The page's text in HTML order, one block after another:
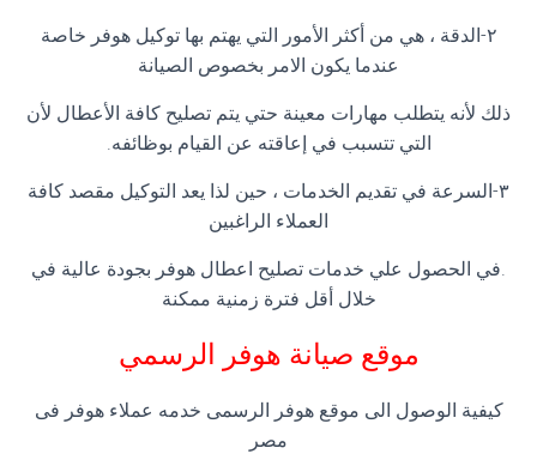
٢-الدقة ، هي من أكثر الأمور التي يهتم بها توكيل هوفر خاصة
عندما يكون الامر بخصوص الصيانة
ذلك لأنه يتطلب مهارات معينة حتي يتم تصليح كافة الأعطال لأن
التي تتسبب في إعاقته عن القيام بوظائفه.
٣-السرعة في تقديم الخدمات ، حين لذا يعد التوكيل مقصد كافة
العملاء الراغبين
.في الحصول علي خدمات تصليح اعطال هوفر بجودة عالية في
خلال أقل فترة زمنية ممكنة
موقع صيانة هوفر الرسمي
كيفية الوصول الى موقع هوفر الرسمى خدمه عملاء هوفر فى
مصر